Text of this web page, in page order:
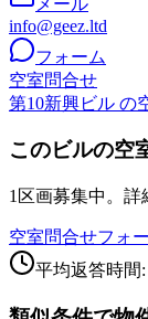
info@geez.ltd
フォーム
空室問合せ
第10新興ビル の
このビルの空
1区画募集中。詳
空室問合せフォ
平均返答時間